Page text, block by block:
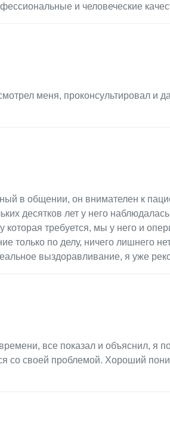
и человеческие
меня, проконсультировал и
в общении, он внимателен к
десятков лет у него
требуется, мы у него и
только по делу, ничего лишнего
выздоравливание, я уже
все показал и объяснил, я
со своей проблемой. Хороший